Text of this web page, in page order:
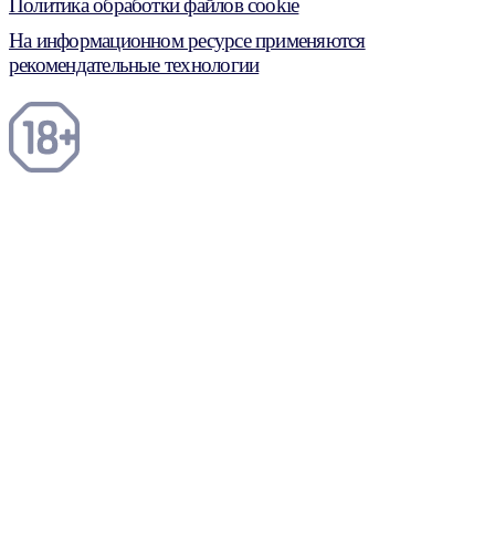
Политика обработки файлов cookie
На информационном ресурсе применяются
рекомендательные технологии